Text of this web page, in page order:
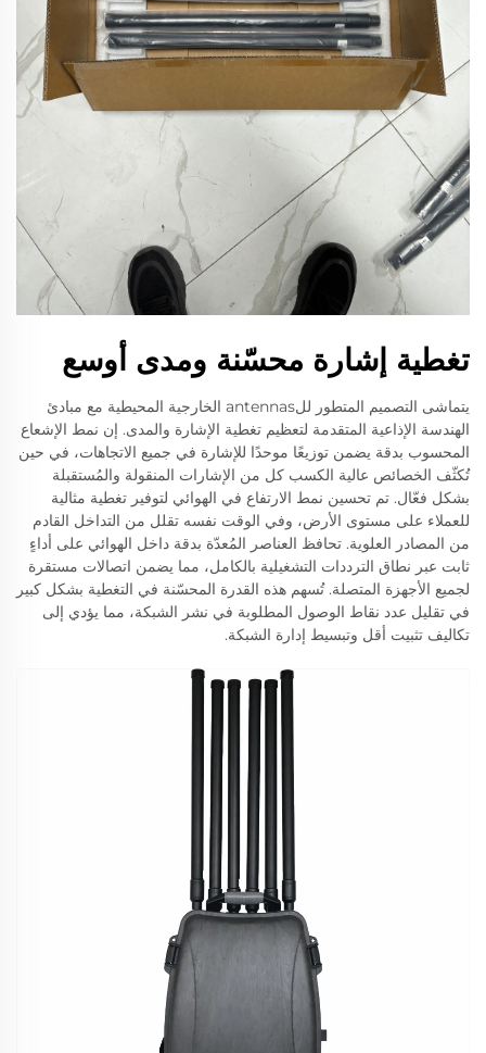
تغطية إشارة محسّنة ومدى أوسع
يتماشى التصميم المتطور للantennas الخارجية المحيطية مع مبادئ
الهندسة الإذاعية المتقدمة لتعظيم تغطية الإشارة والمدى. إن نمط الإشعاع
المحسوب بدقة يضمن توزيعًا موحدًا للإشارة في جميع الاتجاهات، في حين
تُكثّف الخصائص عالية الكسب كل من الإشارات المنقولة والمُستقبلة
بشكل فعّال. تم تحسين نمط الارتفاع في الهوائي لتوفير تغطية مثالية
للعملاء على مستوى الأرض، وفي الوقت نفسه تقلل من التداخل القادم
من المصادر العلوية. تحافظ العناصر المُعدّة بدقة داخل الهوائي على أداءٍ
ثابت عبر نطاق الترددات التشغيلية بالكامل، مما يضمن اتصالات مستقرة
لجميع الأجهزة المتصلة. تُسهم هذه القدرة المحسّنة في التغطية بشكل كبير
في تقليل عدد نقاط الوصول المطلوبة في نشر الشبكة، مما يؤدي إلى
تكاليف تثبيت أقل وتبسيط إدارة الشبكة.